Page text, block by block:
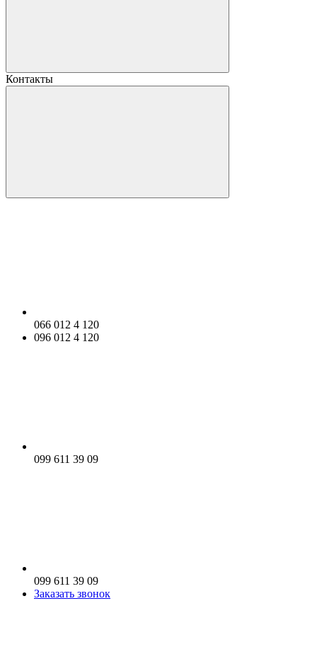
Контакты
066 012 4 120
096 012 4 120
099 611 39 09
099 611 39 09
Заказать звонок